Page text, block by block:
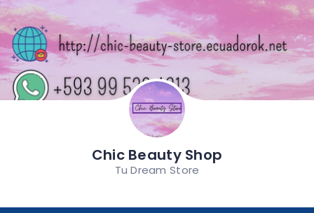
Chic Beauty Shop
Tu Dream Store